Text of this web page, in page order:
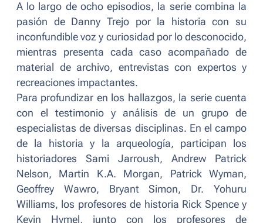
A lo largo de ocho episodios, la serie combina la
pasión de Danny Trejo por la historia con su
inconfundible voz y curiosidad por lo desconocido,
mientras presenta cada caso acompañado de
material de archivo, entrevistas con expertos y
recreaciones impactantes.
Para profundizar en los hallazgos, la serie cuenta
con el testimonio y análisis de un grupo de
especialistas de diversas disciplinas. En el campo
de la historia y la arqueología, participan los
historiadores Sami Jarroush, Andrew Patrick
Nelson, Martin K.A. Morgan, Patrick Wyman,
Geoffrey Wawro, Bryant Simon, Dr. Yohuru
Williams, los profesores de historia Rick Spence y
Kevin Hymel, junto con los profesores de